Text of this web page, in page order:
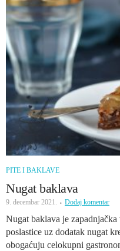
PITE I BAKLAVE
Nugat baklava
9. decembar 2021. Dodaj komentar
Nugat baklava je
poslastice uz dodatak nugat
obogaćuju celokupni